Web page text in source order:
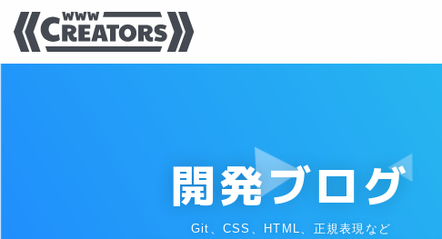
開発ブログ
Git、CSS、HTML、正規表現など